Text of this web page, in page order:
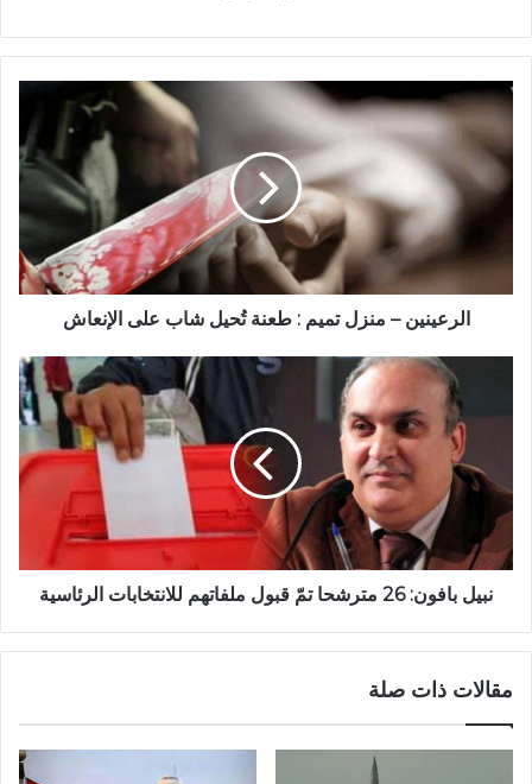
الرعينين – منزل تميم : طعنة تُحيل شاب على الإنعاش
نبيل بافون: 26 مترشحا تمّ قبول ملفاتهم للانتخابات الرئاسية
مقالات ذات صلة